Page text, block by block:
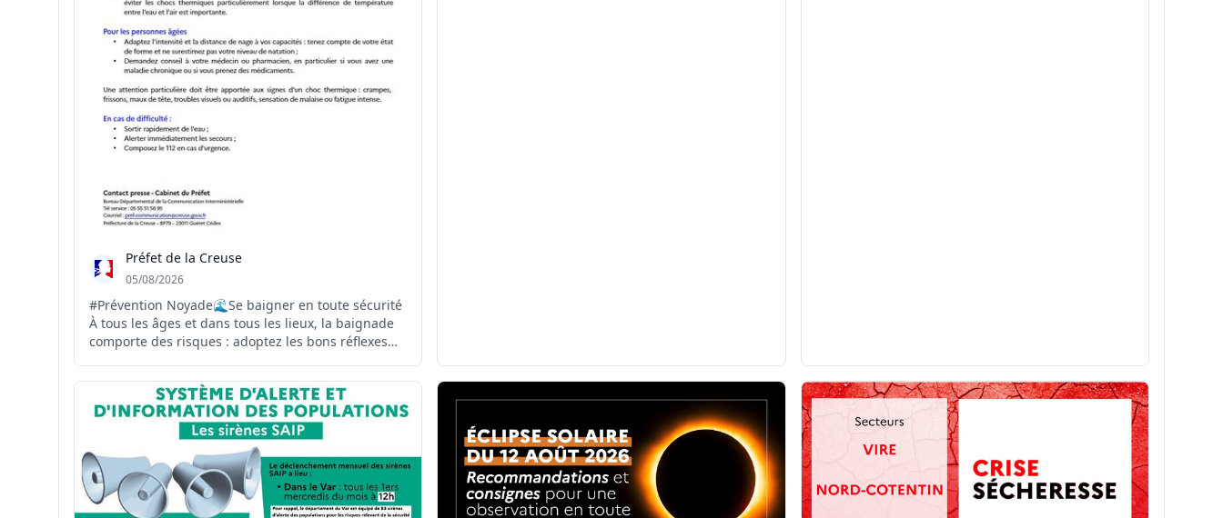
Préfet de la Creuse
05/08/2026
#Prévention Noyade🌊Se baigner en toute sécurité
À tous les âges et dans tous les lieux, la baignade
comporte des risques : adoptez les bons réflexes
baignades surveillés recensés et autorisés en
https://www.creuse.gouv.fr/Actualites/Preve...